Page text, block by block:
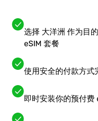
选择 大洋洲 作为目
eSIM 套餐
使用安全的付款方式
即时安装你的预付费